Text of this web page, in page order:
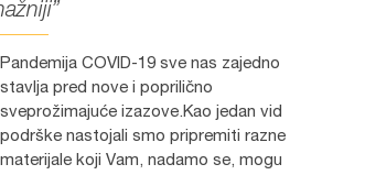
Pandemija COVID-19 sve nas zajedno
stavlja pred nove i poprilično
sveprožimajuće izazove.Kao jedan vid
podrške nastojali smo pripremiti razne
materijale koji Vam, nadamo se, mogu